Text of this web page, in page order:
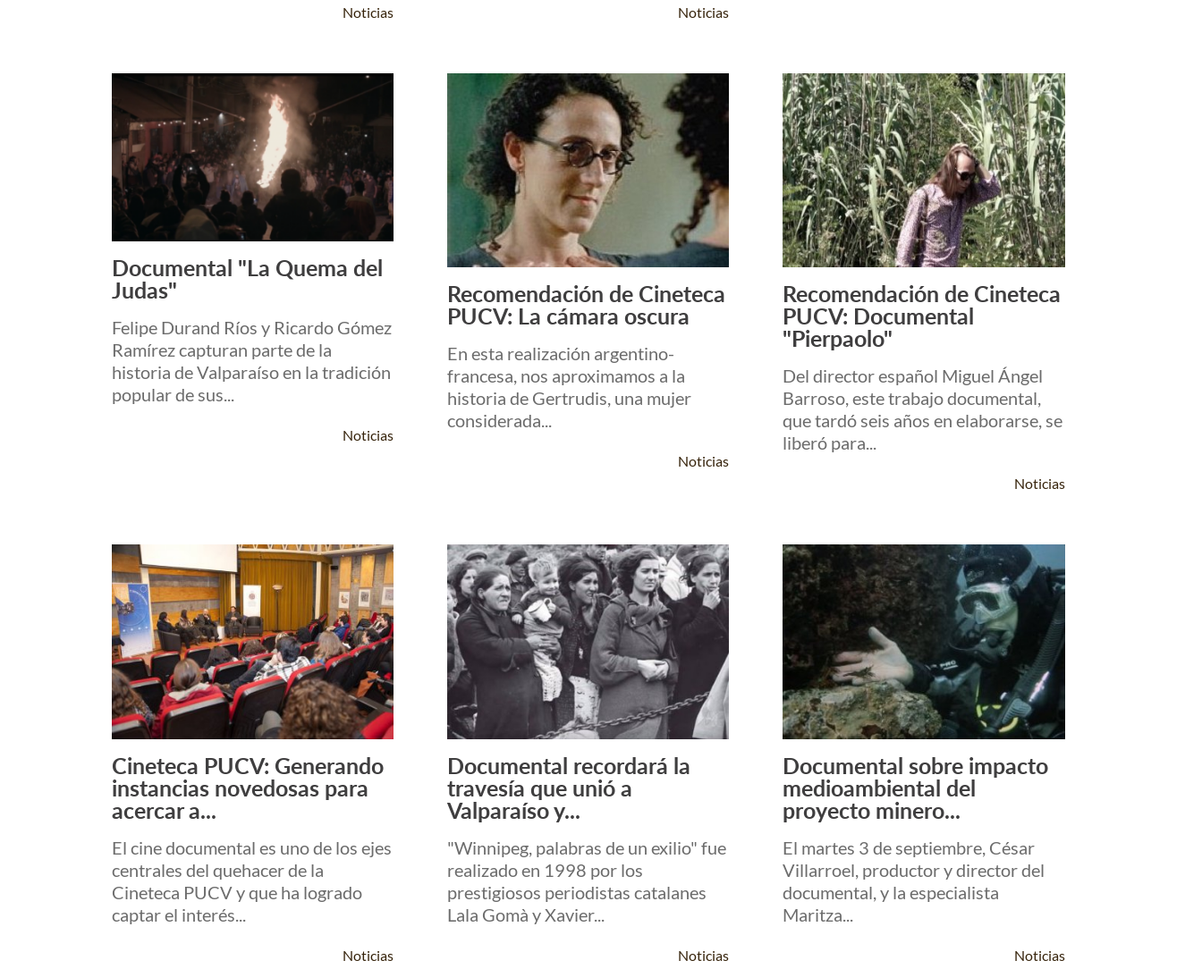
Noticias Noticias
Leer Más +
Documental "La Quema del
Judas"
Felipe Durand Ríos y Ricardo Gómez
Ramírez capturan parte de la
historia de Valparaíso en la tradición
popular de sus...
Noticias
Leer Más +
Recomendación de Cineteca
PUCV: La cámara oscura
En esta realización argentino-
francesa, nos aproximamos a la
historia de Gertrudis, una mujer
considerada...
Noticias
Leer Más +
Recomendación de Cineteca
PUCV: Documental
"Pierpaolo"
Del director español Miguel Ángel
Barroso, este trabajo documental,
que tardó seis años en elaborarse, se
liberó para...
Noticias
Leer Más +
Cineteca PUCV: Generando
instancias novedosas para
acercar a...
El cine documental es uno de los ejes
centrales del quehacer de la
Cineteca PUCV y que ha logrado
captar el interés...
Noticias
Leer Más +
Documental recordará la
travesía que unió a
Valparaíso y...
"Winnipeg, palabras de un exilio" fue
realizado en 1998 por los
prestigiosos periodistas catalanes
Lala Gomà y Xavier...
Noticias
Leer Más +
Documental sobre impacto
medioambiental del
proyecto minero...
El martes 3 de septiembre, César
Villarroel, productor y director del
documental, y la especialista
Maritza...
Noticias